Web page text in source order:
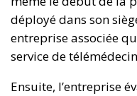
déployé dans son
entreprise associée
service de
Ensuite, l’entreprise